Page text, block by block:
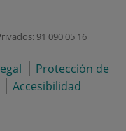
91 090 05 16
Protección de
Accesibilidad